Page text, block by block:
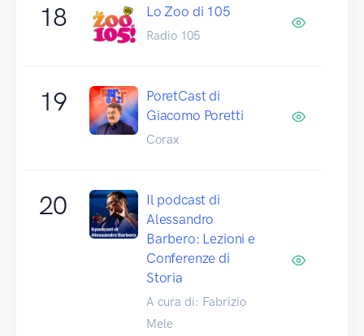
18 Lo Zoo di 105
Radio 105
19
PoretCast di
Giacomo Poretti
Corax
20
Il podcast di
Alessandro
Barbero: Lezioni e
Conferenze di
Storia
A cura di: Fabrizio
Mele